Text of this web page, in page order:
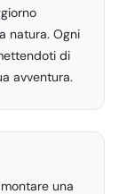
natura. Ogni
di
avventura.
una